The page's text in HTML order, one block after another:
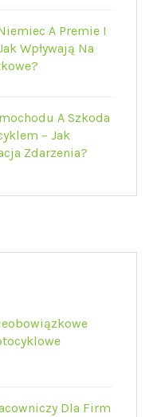
A Premie I
Wpływają Na
A Szkoda
– Jak
Zdarzenia?
Dla Firm